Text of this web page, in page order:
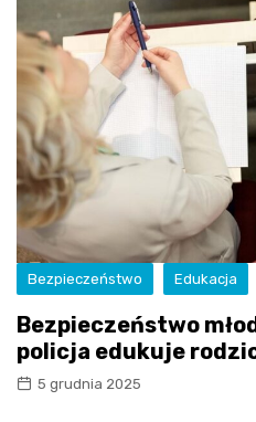
Bezpieczeństwo Edukacja
Bezpieczeństwo
policja edukuje
5 grudnia 2025